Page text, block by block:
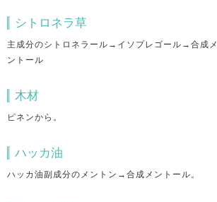
シトロネラ草
主成分のシトロネラール→イソプレゴール→合成メ
ントール
木材
ピネンから。
ハッカ油
ハッカ油副成分のメントン→合成メントール。